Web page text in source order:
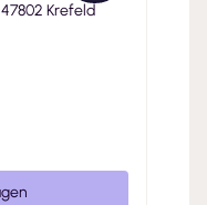
555 - 557, 47802 Krefeld